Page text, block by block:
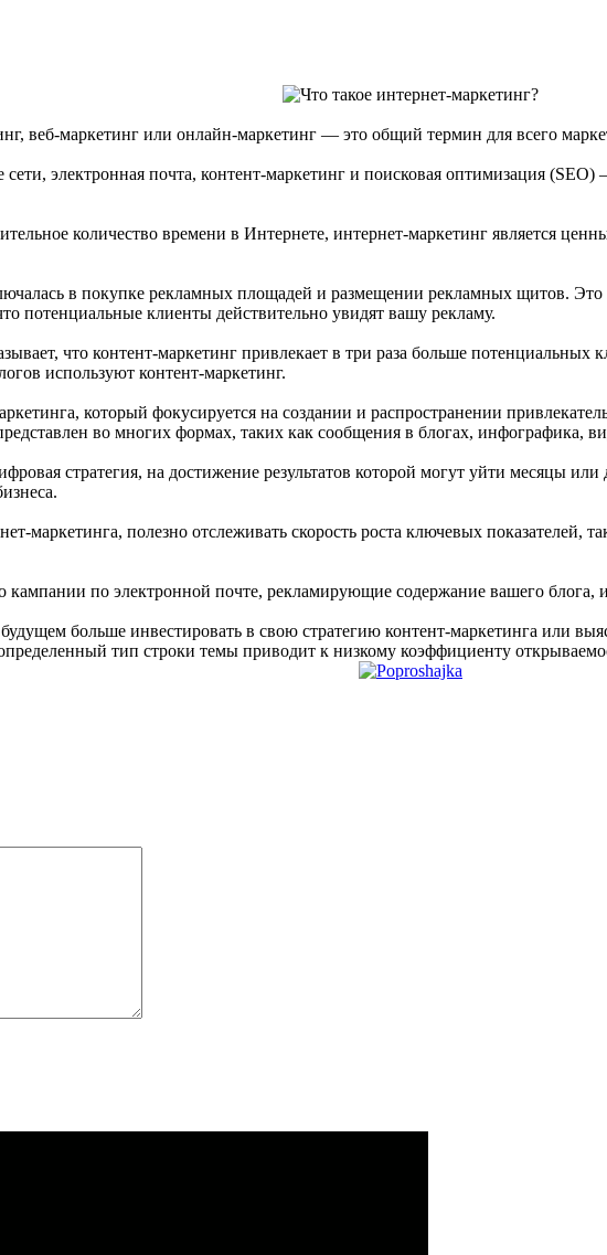
веб-маркетинг или онлайн-маркетинг — это общий термин для всего
электронная почта, контент-маркетинг и поисковая оптимизация
количество времени в Интернете, интернет-маркетинг является
в покупке рекламных площадей и размещении рекламных щитов.
потенциальные клиенты действительно увидят вашу рекламу.
что контент-маркетинг привлекает в три раза больше
используют контент-маркетинг.
который фокусируется на создании и распространении
во многих формах, таких как сообщения в блогах, инфографика,
стратегия, на достижение результатов которой могут уйти месяцы
маркетинга, полезно отслеживать скорость роста ключевых показателей,
по электронной почте, рекламирующие содержание вашего блога,
больше инвестировать в свою стратегию контент-маркетинга или
тип строки темы приводит к низкому коэффициенту